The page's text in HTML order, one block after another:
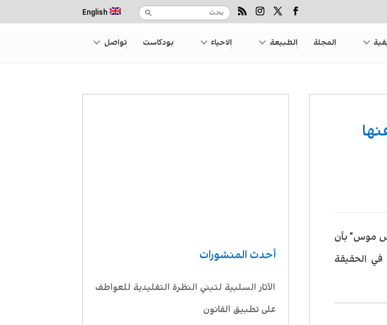
English
المجلة الطبيعة الاحياء بودكاست تواصل
أحدث المنشورات
الآثار السلبية لتبني النظرة التقليدية للعواطف
على تطبيق القانون
موس” بأن
الحقيقة